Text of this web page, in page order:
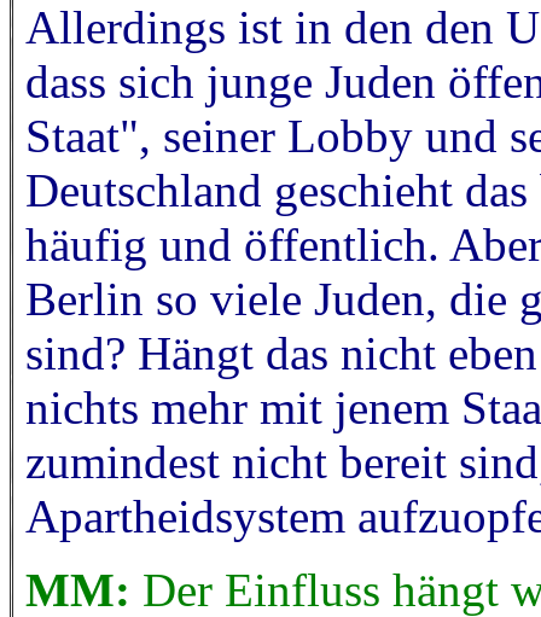
Allerdings ist in den den
dass sich junge Juden
Staat", seiner Lobby und
Deutschland geschieht
häufig und öffentlich.
Berlin so viele Juden, die
sind? Hängt das nicht
nichts mehr mit jenem
zumindest nicht bereit
Apartheidsystem
MM: Der Einfluss hängt